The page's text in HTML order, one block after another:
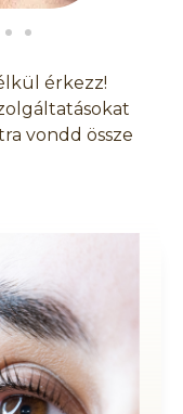
érkezz!
vondd össze